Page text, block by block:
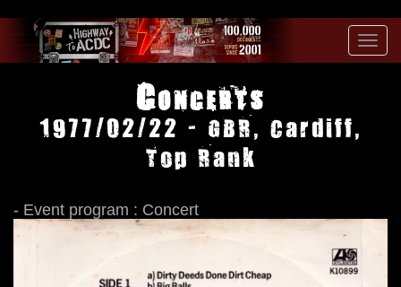
Concerts
1977/02/22 - GBR, Cardiff,
Top Rank
- Event program : Concert